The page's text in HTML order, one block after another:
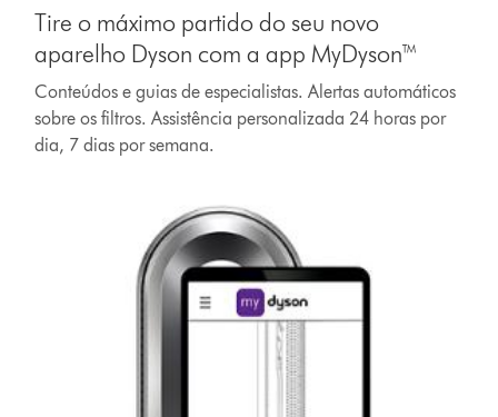
Tire o máximo partido do seu novo
aparelho Dyson com a app MyDyson™
Conteúdos e guias de especialistas. Alertas automáticos
sobre os filtros. Assistência personalizada 24 horas por
dia, 7 dias por semana.